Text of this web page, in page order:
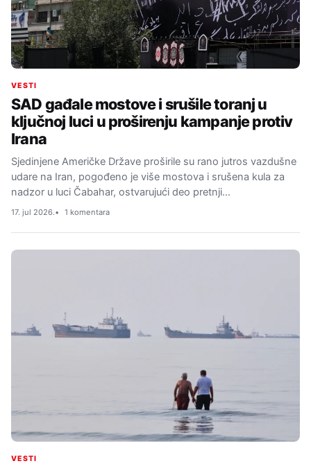
VESTI
SAD gađale mostove i srušile toranj u
ključnoj luci u proširenju kampanje protiv
Irana
Sjedinjene Američke Države proširile su rano jutros vazdušne
udare na Iran, pogođeno je više mostova i srušena kula za
nadzor u luci Čabahar, ostvarujući deo pretnji…
17. jul 2026. 1 komentara
VESTI